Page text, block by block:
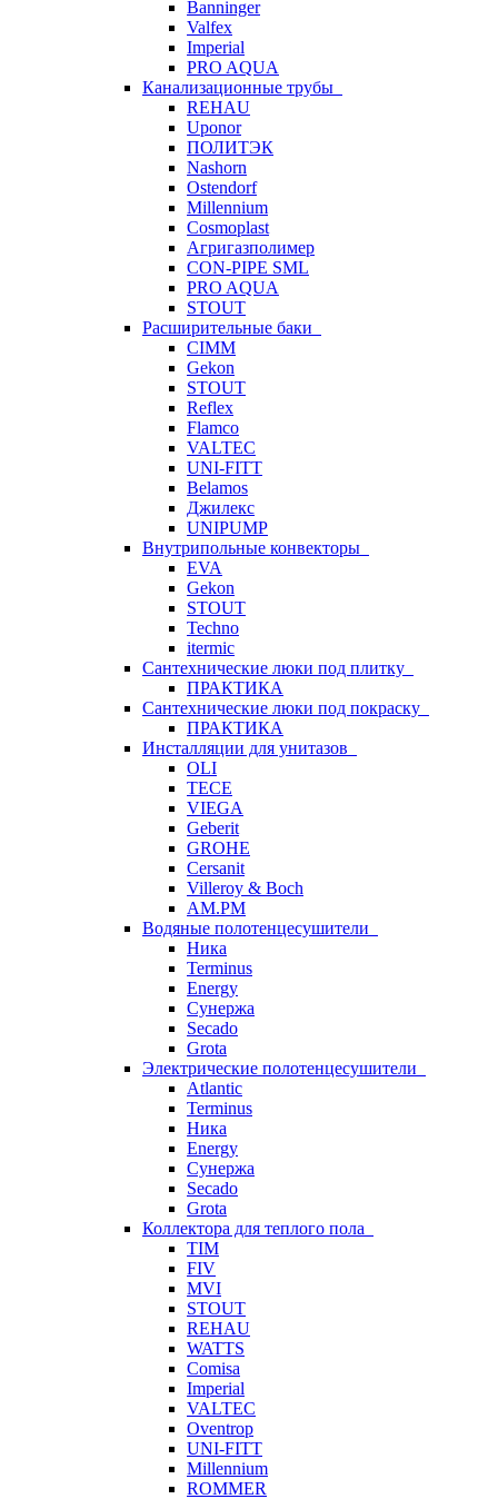
Banninger
Valfex
Imperial
PRO AQUA
Канализационные трубы
REHAU
Uponor
ПОЛИТЭК
Nashorn
Ostendorf
Millennium
Cosmoplast
Агригазполимер
CON-PIPE SML
PRO AQUA
STOUT
Расширительные баки
CIMM
Gekon
STOUT
Reflex
Flamco
VALTEC
UNI-FITT
Belamos
Джилекс
UNIPUMP
Внутрипольные конвекторы
EVA
Gekon
STOUT
Techno
itermic
Сантехнические люки под плитку
ПРАКТИКА
Сантехнические люки под покраску
ПРАКТИКА
Инсталляции для унитазов
OLI
TECE
VIEGA
Geberit
GROHE
Cersanit
Villeroy & Boch
AM.PM
Водяные полотенцесушители
Ника
Terminus
Energy
Сунержа
Secado
Grota
Электрические полотенцесушители
Atlantic
Terminus
Ника
Energy
Сунержа
Secado
Grota
Коллектора для теплого пола
TIM
FIV
MVI
STOUT
REHAU
WATTS
Comisa
Imperial
VALTEC
Oventrop
UNI-FITT
Millennium
ROMMER